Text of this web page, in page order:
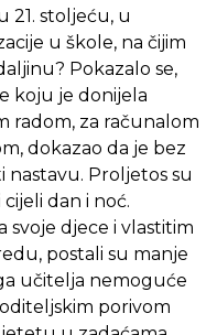
stoljeću, u
u škole, na čijim
Pokazalo se,
koju je donijela
radom, za računalom
dokazao da je bez
Proljetos su
dan i noć.
svoje djece i vlastitim
postali su manje
učitelja nemoguće
porivom